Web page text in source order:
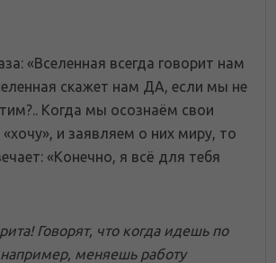
«Вселенная всегда говорит нам
скажет нам ДА, если мы не
Когда мы осознаём свои
и заявляем о них миру, то
«Конечно, я всё для тебя
Говорят, что когда идешь по
меняешь работу